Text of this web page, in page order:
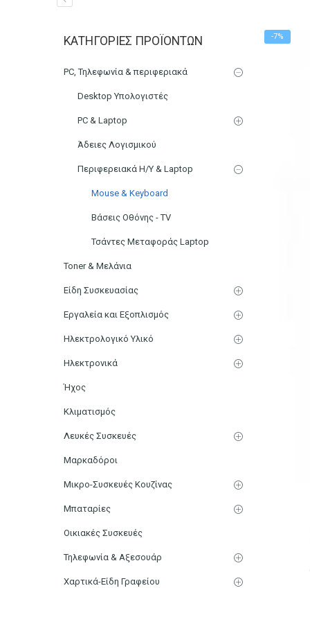
Ισοπροπανόλη 1L -7%
ΚΑΤΗΓΟΡΊΕΣ ΠΡΟΪΌΝΤΩΝ
PC, Τηλεφωνία & περιφεριακά
Desktop Υπολογιστές
PC & Laptop
Άδειες Λογισμικού
Περιφερειακά Η/Υ & Laptop
Mouse & Keyboard
Βάσεις Οθόνης - TV
Τσάντες Μεταφοράς Laptop
Toner & Μελάνια
Είδη Συσκευασίας
Εργαλεία και Εξοπλισμός
Ηλεκτρολογικό Υλικό
Ηλεκτρονικά
Ήχος
Κλιματισμός
Λευκές Συσκευές
Μαρκαδόροι
Μικρο-Συσκευές Κουζίνας
Μπαταρίες
Οικιακές Συσκευές
Τηλεφωνία & Αξεσουάρ
Χαρτικά-Είδη Γραφείου